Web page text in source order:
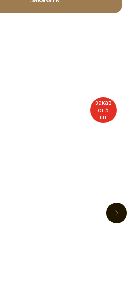
заказ
от 5
шт